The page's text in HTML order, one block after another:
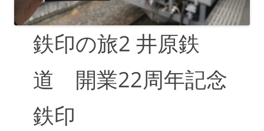
鉄印の旅2 井原鉄
道 開業22周年記念
鉄印